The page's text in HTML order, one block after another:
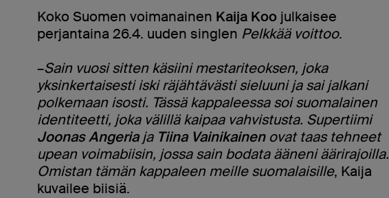
Koko Suomen voimanainen Kaija Koo julkaisee
perjantaina 26.4. uuden singlen Pelkkää voittoo.
–Sain vuosi sitten käsiini mestariteoksen, joka
yksinkertaisesti iski räjähtävästi sieluuni ja sai jalkani
polkemaan isosti. Tässä kappaleessa soi suomalainen
identiteetti, joka välillä kaipaa vahvistusta. Supertiimi
Joonas Angeriaja Tiina Vainikainen ovat taas tehneet
upean voimabiisin, jossa sain bodata ääneni äärirajoilla.
Omistan tämän kappaleen meille suomalaisille, Kaija
kuvailee biisiä.